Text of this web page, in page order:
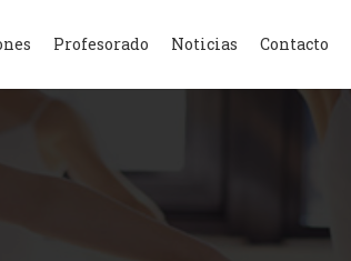
Profesorado Noticias Contacto